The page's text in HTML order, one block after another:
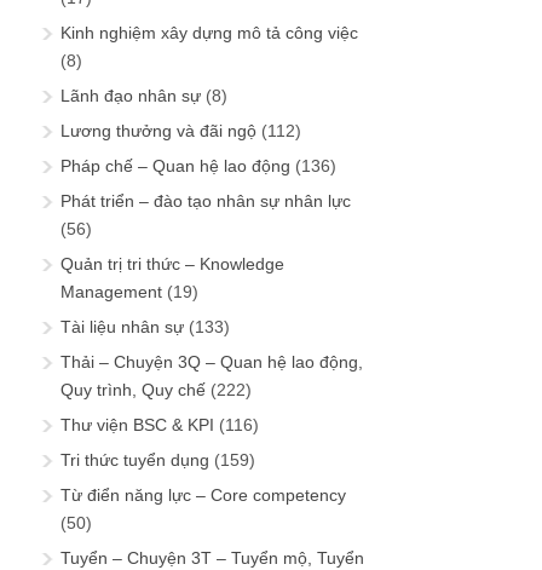
Kinh nghiệm xây dựng mô tả công việc
(8)
Lãnh đạo nhân sự (8)
Lương thưởng và đãi ngộ (112)
Pháp chế – Quan hệ lao động (136)
Phát triển – đào tạo nhân sự nhân lực
(56)
Quản trị tri thức – Knowledge
Management (19)
Tài liệu nhân sự (133)
Thải – Chuyện 3Q – Quan hệ lao động,
Quy trình, Quy chế (222)
Thư viện BSC & KPI (116)
Tri thức tuyển dụng (159)
Từ điển năng lực – Core competency
(50)
Tuyển – Chuyện 3T – Tuyển mộ, Tuyển